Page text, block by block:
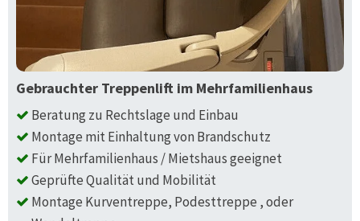
Gebrauchter Treppenlift im Mehrfamilienhaus
Beratung zu Rechtslage und Einbau
Montage mit Einhaltung von Brandschutz
Für Mehrfamilienhaus / Mietshaus geeignet
Geprüfte Qualität und Mobilität
Montage Kurventreppe, Podesttreppe , oder